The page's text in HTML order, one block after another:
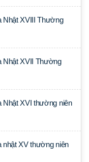
Nhật XVIII Thường
Nhật XVII Thường
Nhật XVI thường niên
nhật XV thường niên